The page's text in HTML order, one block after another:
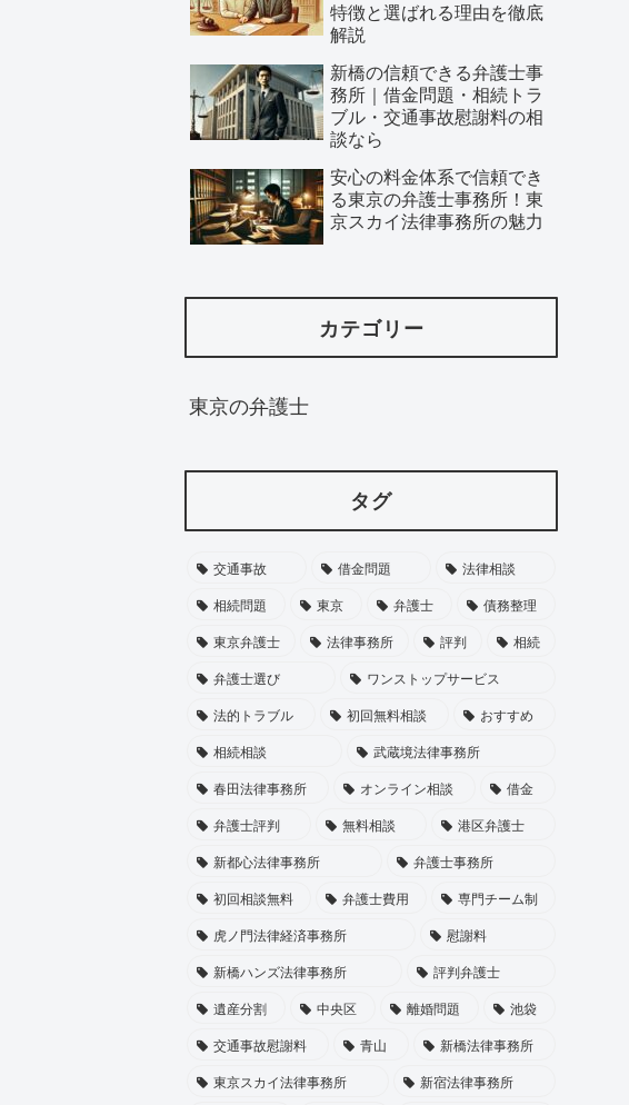
特徴と選ばれる理由を徹底
解説
新橋の信頼できる弁護士事
務所｜借金問題・相続トラ
ブル・交通事故慰謝料の相
談なら
安心の料金体系で信頼でき
る東京の弁護士事務所！東
京スカイ法律事務所の魅力
カテゴリー
東京の弁護士
タグ
交通事故 借金問題
法律相談
相続問題
東京 弁護士
債務整理
東京弁護士
法律事務所 評判
相続
弁護士選び
ワンストップサービス
法的トラブル
初回無料相談
おすすめ
相続相談
武蔵境法律事務所
春田法律事務所
オンライン相談
借金
弁護士評判
無料相談
港区弁護士
新都心法律事務所
弁護士事務所
初回相談無料
弁護士費用
専門チーム制
虎ノ門法律経済事務所
慰謝料
新橋ハンズ法律事務所
評判弁護士
遺産分割
中央区 離婚問題
池袋
交通事故慰謝料
青山
新橋法律事務所
東京スカイ法律事務所
新宿法律事務所